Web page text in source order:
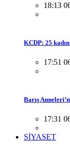
18:13
KCDP: 25
17:51
Barış
17:31
SİYASET